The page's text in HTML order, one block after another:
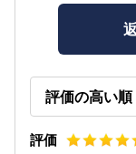
評価の高い順